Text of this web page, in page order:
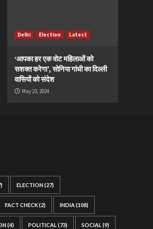
Delhi Election Latest
‘आपका हर एक वोट महिलाओं को
सशक्त करेगा’, सोनिया गांधी का दिल्ली
वासियों को संदेश
May 23, 2024
ELECTION(27)
FACT CHECK(2) INDIA(108)
(4) POLITICAL (73) SOCIAL (9)